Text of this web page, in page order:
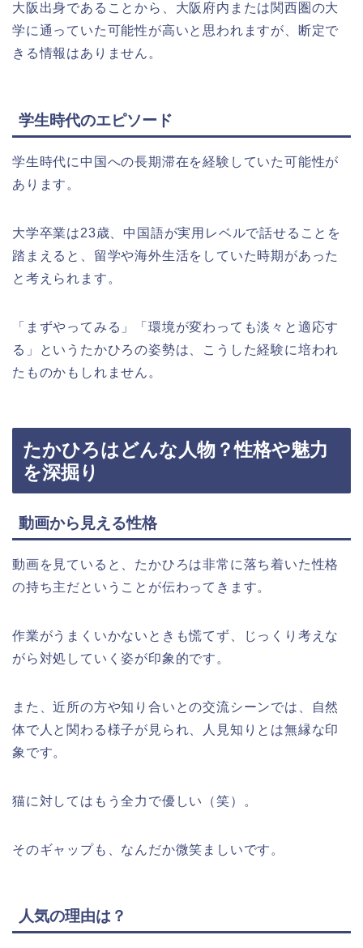
大阪出身であることから、大阪府内または関西圏の大
学に通っていた可能性が高いと思われますが、断定で
きる情報はありません。
学生時代のエピソード
学生時代に中国への長期滞在を経験していた可能性が
あります。
大学卒業は23歳、中国語が実用レベルで話せることを
踏まえると、留学や海外生活をしていた時期があった
と考えられます。
「まずやってみる」「環境が変わっても淡々と適応す
る」というたかひろの姿勢は、こうした経験に培われ
たものかもしれません。
たかひろはどんな人物？性格や魅力
を深掘り
動画から見える性格
動画を見ていると、たかひろは非常に落ち着いた性格
の持ち主だということが伝わってきます。
作業がうまくいかないときも慌てず、じっくり考えな
がら対処していく姿が印象的です。
また、近所の方や知り合いとの交流シーンでは、自然
体で人と関わる様子が見られ、人見知りとは無縁な印
象です。
猫に対してはもう全力で優しい（笑）。
そのギャップも、なんだか微笑ましいです。
人気の理由は？